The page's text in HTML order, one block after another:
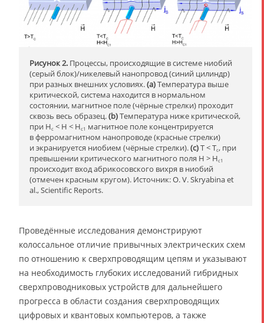
Рисунок 2. Процессы, происходящие в системе ниобий
(серый блок)/никелевый нанопровод (синий цилиндр)
при разных внешних условиях.(a)Температура выше
критической, система находится в нормальном
состоянии, магнитное поле (чёрные стрелки) проходит
сквозь весь образец.(b)Температура ниже критической,
при Hc < H < Hc1 магнитное поле концентрируется
в ферромагнитном нанопроводе (красные стрелки)
и экранируется ниобием (чёрные стрелки).(c)T < Tc, при
превышении критического магнитного поля H > Hc1
происходит вход абрикосовского вихря в ниобий
(отмечен красным кругом). Источник: O. V. Skryabina et
al., Scientific Reports.
Проведённые исследования демонстрируют
колоссальное отличие привычных электрических схем
по отношению к сверхпроводящим цепям и указывают
на необходимость глубоких исследований гибридных
сверхпроводниковых устройств для дальнейшего
прогресса в области создания сверхпроводящих
цифровых и квантовых компьютеров, а также